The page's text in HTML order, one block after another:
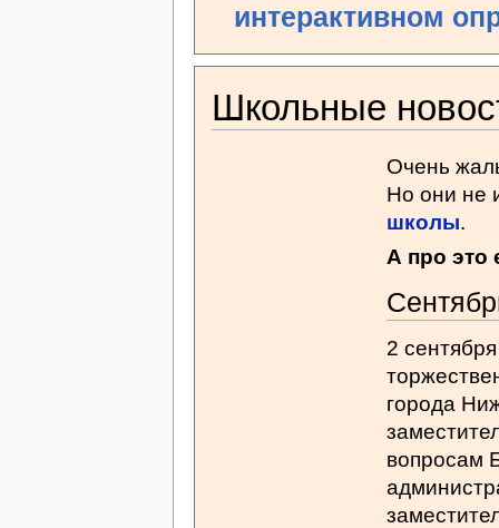
интерактивном
Школьные
Очень
Но они не
школы.
А про это
2
города
вопросам